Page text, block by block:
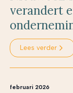
verandert
Lees verder
februari 2026